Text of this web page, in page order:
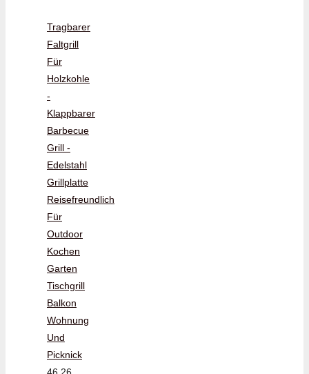
Tragbarer
Faltgrill
Für
Holzkohle
-
Klappbarer
Barbecue
Grill -
Edelstahl
Grillplatte
Reisefreundlich
Für
Outdoor
Kochen
Garten
Tischgrill
Balkon
Wohnung
Und
Picknick